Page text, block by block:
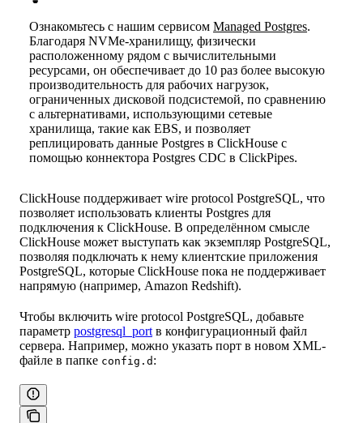
Ознакомьтесь с нашим сервисом Managed Postgres.
Благодаря NVMe-хранилищу, физически
расположенному рядом с вычислительными
ресурсами, он обеспечивает до 10 раз более высокую
производительность для рабочих нагрузок,
ограниченных дисковой подсистемой, по сравнению
с альтернативами, использующими сетевые
хранилища, такие как EBS, и позволяет
реплицировать данные Postgres в ClickHouse с
помощью коннектора Postgres CDC в ClickPipes.
ClickHouse поддерживает wire protocol PostgreSQL, что
позволяет использовать клиенты Postgres для
подключения к ClickHouse. В определённом смысле
ClickHouse может выступать как экземпляр PostgreSQL,
позволяя подключать к нему клиентские приложения
PostgreSQL, которые ClickHouse пока не поддерживает
напрямую (например, Amazon Redshift).
Чтобы включить wire protocol PostgreSQL, добавьте
параметр postgresql_port в конфигурационный файл
сервера. Например, можно указать порт в новом XML-
файле в папке config.d :